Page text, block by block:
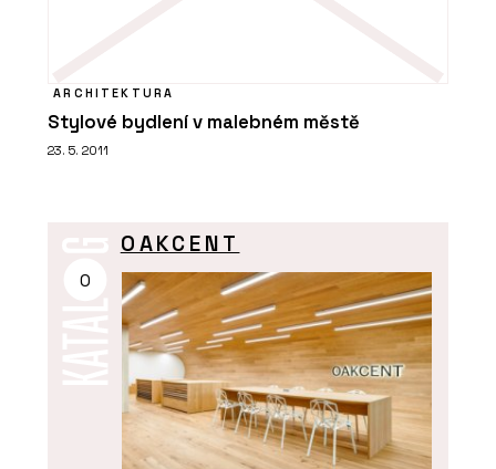
ARCHITEKTURA
Stylové bydlení v malebném městě
23. 5. 2011
O
OAKCENT